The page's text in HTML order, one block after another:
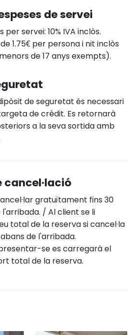
de servei
servei: 10% IVA inclòs.
1.75€ per persona i nit inclòs
de 17 anys exempts).
de seguretat és necessari
de crèdit. Es retornarà
a la seva sortida amb
cancel·lació
gratuïtament fins 30
l'arribada. / Al client se li
total de la reserva si cancel·la
de l'arribada.
se es carregarà el
total de la reserva.